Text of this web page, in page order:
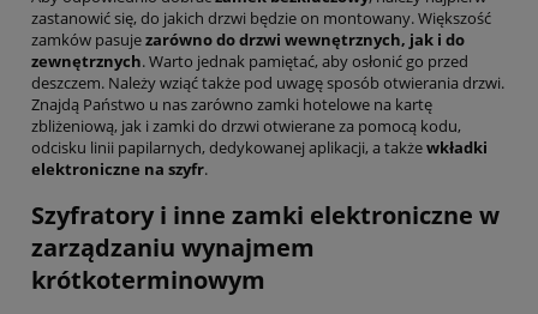
zastanowić się, do jakich drzwi będzie on montowany. Większość
zamków pasujezarówno do drzwi wewnętrznych, jak i do
zewnętrznych. Warto jednak pamiętać, aby osłonić go przed
deszczem. Należy wziąć także pod uwagę sposób otwierania drzwi.
Znajdą Państwo u nas zarówno zamki hotelowe na kartę
zbliżeniową, jak i zamki do drzwi otwierane za pomocą kodu,
odcisku linii papilarnych, dedykowanej aplikacji, a takżewkładki
elektroniczne na szyfr.
Szyfratory i inne zamki elektroniczne w
zarządzaniu wynajmem
krótkoterminowym